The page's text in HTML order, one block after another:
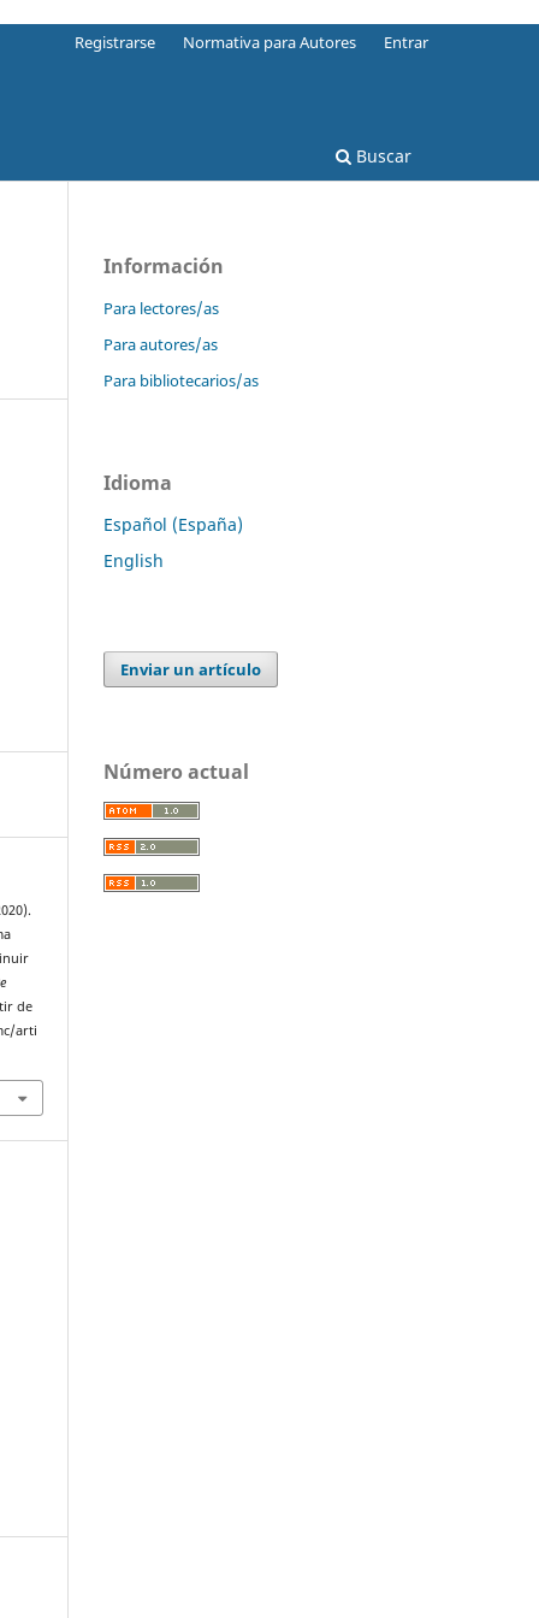
Buscar
Registrarse Normativa para Autores Entrar
de
arti
Información
Para lectores/as
Para autores/as
Para bibliotecarios/as
Idioma
Español (España)
English
Enviar un artículo
Número actual